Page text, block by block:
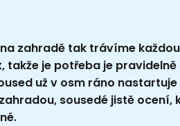
zahradě tak trávíme
je potřeba je pravidelně
už v osm ráno nastartuje
sousedé jistě ocení,